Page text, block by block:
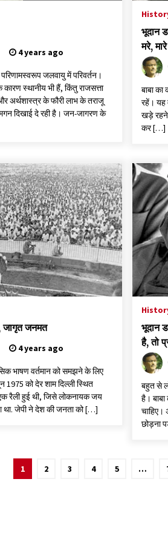
4 years ago
जलवायु में परिवर्तन।
स्थानीय भी हैं, किंतु राजसत्ता
अर्थशास्त्र के फौरी लाभ के तराजू
दिखाई दे रही है। जन-जागरण के
भूदान
मरे,
बाबा
रहें। यह
खड़े रहने
कर […]
जागृत जनमत
4 years ago
भाषण वर्तमान को समझने के लिए
को देर शाम दिल्ली स्थित
एक रैली हुई थी, जिसे लोकनायक जय
था. जेपी ने देश की जनता को […]
भूदान
है, तो
बहुत से
है।
चाहिए।
छोड़ना
1 2 3 4 5 …